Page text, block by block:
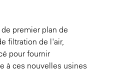
premier plan de
filtration de l'air,
pour fournir
à ces nouvelles usines